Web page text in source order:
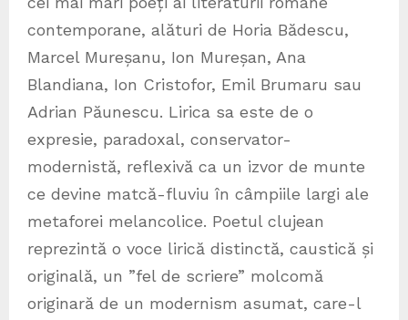
contemporane, alături de Horia Bădescu,
Marcel Mureșanu, Ion Mureșan, Ana
Blandiana, Ion Cristofor, Emil Brumaru sau
Adrian Păunescu. Lirica sa este de o
expresie, paradoxal, conservator-
modernistă, reflexivă ca un izvor de munte
ce devine matcă-fluviu în câmpiile largi ale
metaforei melancolice. Poetul clujean
reprezintă o voce lirică distinctă, caustică și
originală, un ”fel de scriere” molcomă
originară de un modernism asumat, care-l